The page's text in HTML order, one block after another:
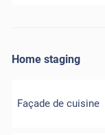
Home staging
Façade de cuisine